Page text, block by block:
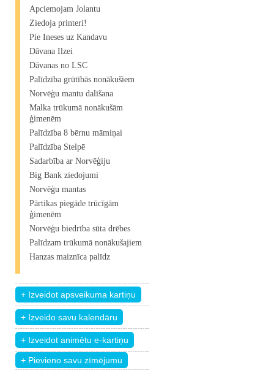
Apciemojam Jolantu
Ziedoja printeri!
Pie Ineses uz Kandavu
Dāvana Ilzei
Dāvanas no LSC
Palīdzība grūtībās nonākušiem
Norvēģu mantu dalīšana
Malka trūkumā nonākušām
ģimenēm
Palīdzība 8 bērnu māmiņai
Palīdzība Stelpē
Sadarbība ar Norvēģiju
Big Bank ziedojumi
Norvēģu mantas
Pārtikas piegāde trūcīgām
ģimenēm
Norvēģu biedrība sūta drēbes
Palīdzam trūkumā nonākušajiem
Hanzas maiznīca palīdz
+ Pievieno savu zīmējumu